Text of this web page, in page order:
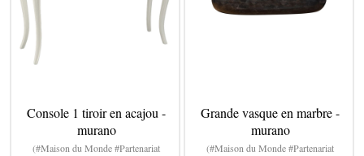
Console 1 tiroir en acajou -
murano
(#Maison du Monde #Partenariat
Grande vasque en marbre -
murano
(#Maison du Monde #Partenariat